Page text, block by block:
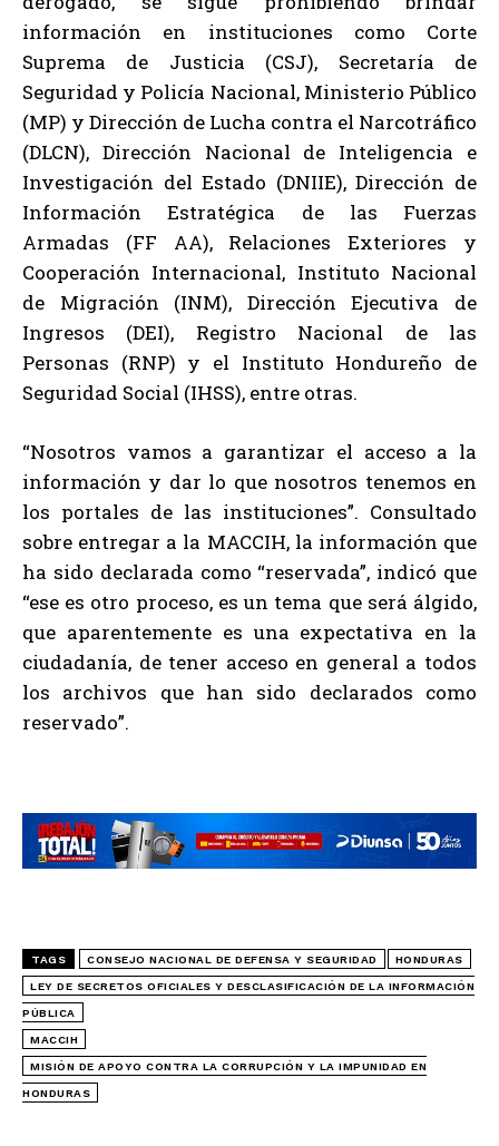
información en instituciones como Corte
Suprema de Justicia (CSJ), Secretaría de
Seguridad y Policía Nacional, Ministerio Público
(MP) y Dirección de Lucha contra el Narcotráfico
(DLCN), Dirección Nacional de Inteligencia e
Investigación del Estado (DNIIE), Dirección de
Información Estratégica de las Fuerzas
Armadas (FF AA), Relaciones Exteriores y
Cooperación Internacional, Instituto Nacional
de Migración (INM), Dirección Ejecutiva de
Ingresos (DEI), Registro Nacional de las
Personas (RNP) y el Instituto Hondureño de
Seguridad Social (IHSS), entre otras.
“Nosotros vamos a garantizar el acceso a la
información y dar lo que nosotros tenemos en
los portales de las instituciones”. Consultado
sobre entregar a la MACCIH, la información que
ha sido declarada como “reservada”, indicó que
“ese es otro proceso, es un tema que será álgido,
que aparentemente es una expectativa en la
ciudadanía, de tener acceso en general a todos
los archivos que han sido declarados como
reservado”.
TAGS CONSEJO NACIONAL DE DEFENSA Y SEGURIDAD HONDURAS
LEY DE SECRETOS OFICIALES Y DESCLASIFICACIÓN DE LA INFORMACIÓN
PÚBLICA
MACCIH
MISIÓN DE APOYO CONTRA LA CORRUPCIÓN Y LA IMPUNIDAD EN
HONDURAS